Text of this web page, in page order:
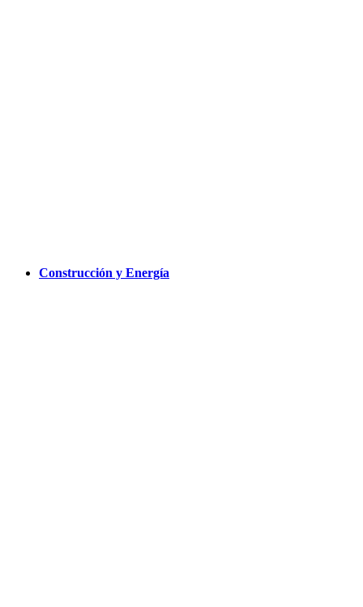
Construcción y Energía